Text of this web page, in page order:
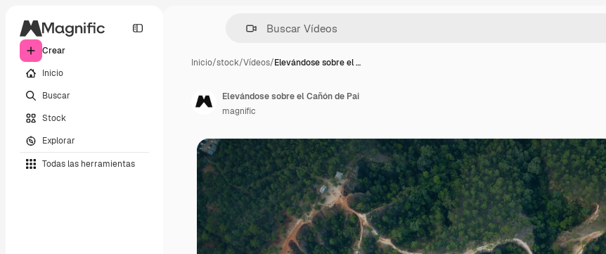
Crear
Inicio
Buscar
Stock
Explorar
Todas las herramientas
Inicio/stock/Vídeos/Elevándose sobre el …
Elevándose sobre el Cañón de Pai
magnific